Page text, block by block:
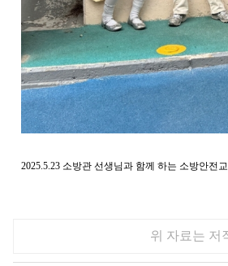
2025.5.23 소방관 선생님과 함께 하는 소방안전
위 자료는 저